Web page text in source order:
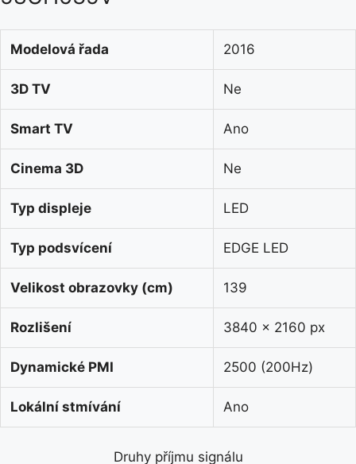
Modelová řada 2016
3D TV Ne
Smart TV Ano
Cinema 3D Ne
Typ displeje LED
Typ podsvícení EDGE LED
Velikost obrazovky (cm) 139
Rozlišení 3840 x 2160 px
Dynamické PMI 2500 (200Hz)
Lokální stmívání Ano
Druhy příjmu signálu